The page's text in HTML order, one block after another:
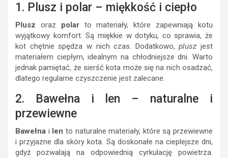
1. Plusz i polar – miękkość i ciepło
Plusz oraz polarto materiały, które zapewniają kotu
wyjątkowy komfort. Są miękkie w dotyku, co sprawia, że
kot chętnie spędza w nich czas. Dodatkowo,plusz jest
materiałem ciepłym, idealnym na chłodniejsze dni. Warto
jednak pamiętać, że sierść kota może się na nich osadzać,
dlatego regularne czyszczenie jest zalecane.
2. Bawełna i len – naturalne i
przewiewne
Bawełna i len to naturalne materiały, które są przewiewne
i przyjazne dla skóry kota. Są doskonałe na cieplejsze dni,
gdyż pozwalają na odpowiednią cyrkulację powietrza.